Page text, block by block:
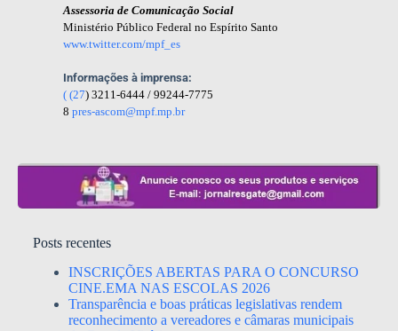
Assessoria de Comunicação Social
Ministério Público Federal no Espírito Santo
www.twitter.com/mpf_es
Informações à imprensa:
( (27) 3211-6444 / 99244-7775
8 pres-ascom@mpf.mp.br
Posts recentes
INSCRIÇÕES ABERTAS PARA O CONCURSO
CINE.EMA NAS ESCOLAS 2026
Transparência e boas práticas legislativas rendem
reconhecimento a vereadores e câmaras municipais